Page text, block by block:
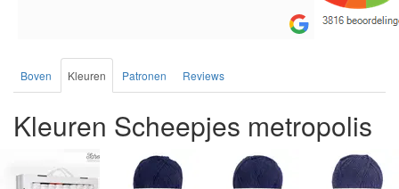
Boven Kleuren Patronen Reviews
Kleuren Scheepjes metropolis